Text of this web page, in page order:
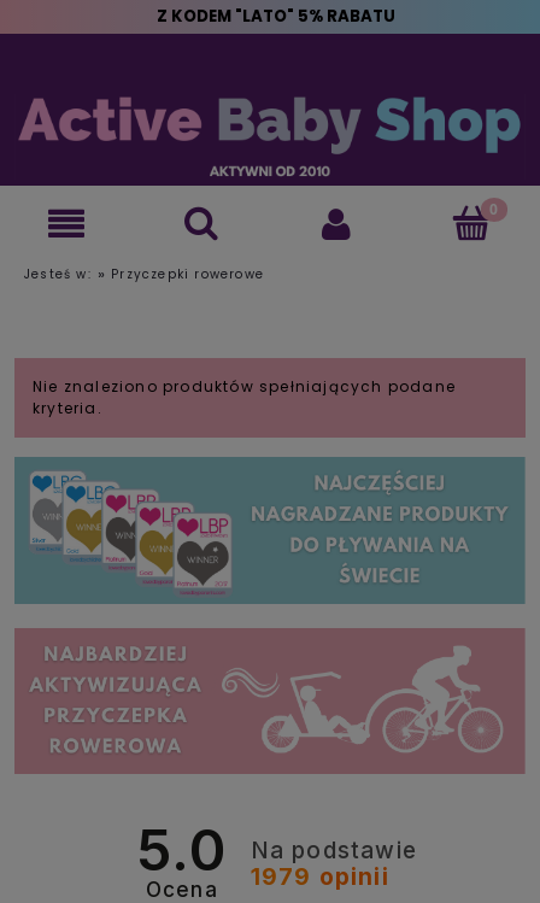
Z KODEM "LATO" 5% RABATU
Jesteś w: » Przyczepki rowerowe
Nie znaleziono produktów spełniających podane
kryteria.
5.0
Ocena
Na podstawie
1979 opinii